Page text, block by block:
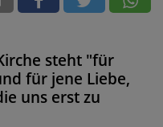
steht "für
für jene Liebe,
uns erst zu